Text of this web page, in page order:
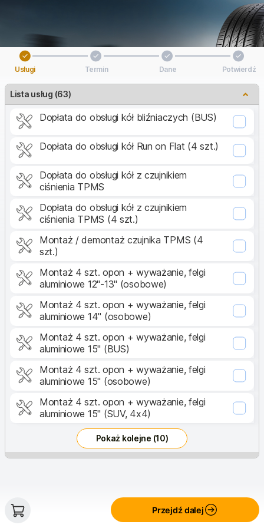
Usługi Termin Dane Potwierdź
Lista usług (63)
Dopłata do obsługi kół bliźniaczych (BUS)
Dopłata do obsługi kół Run on Flat (4 szt.)
Dopłata do obsługi kół z czujnikiem
ciśnienia TPMS
Dopłata do obsługi kół z czujnikiem
ciśnienia TPMS (4 szt.)
Montaż / demontaż czujnika TPMS (4
szt.)
Montaż 4 szt. opon + wyważanie, felgi
aluminiowe 12"-13" (osobowe)
Montaż 4 szt. opon + wyważanie, felgi
aluminiowe 14" (osobowe)
Montaż 4 szt. opon + wyważanie, felgi
aluminiowe 15" (BUS)
Montaż 4 szt. opon + wyważanie, felgi
aluminiowe 15" (osobowe)
Montaż 4 szt. opon + wyważanie, felgi
aluminiowe 15" (SUV, 4x4)
Pokaż kolejne (10)
Notatki
Przejdź dalej